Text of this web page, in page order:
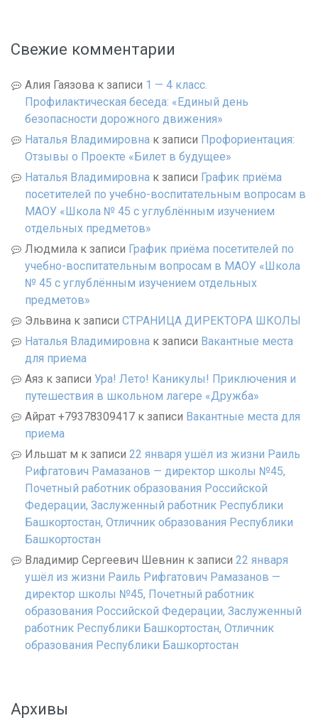
Свежие комментарии
Алия Гаязова к записи 1 — 4 класс.
Профилактическая беседа: «Единый день
безопасности дорожного движения»
Наталья Владимировна к записи Профориентация:
Отзывы о Проекте «Билет в будущее»
Наталья Владимировна к записи График приёма
посетителей по учебно-воспитательным вопросам в
МАОУ «Школа № 45 с углублённым изучением
отдельных предметов»
Людмила к записи График приёма посетителей по
учебно-воспитательным вопросам в МАОУ «Школа
№ 45 с углублённым изучением отдельных
предметов»
Эльвина к записи СТРАНИЦА ДИРЕКТОРА ШКОЛЫ
Наталья Владимировна к записи Вакантные места
для приема
Аяз к записи Ура! Лето! Каникулы! Приключения и
путешествия в школьном лагере «Дружба»
Айрат +79378309417 к записи Вакантные места для
приема
Ильшат м к записи 22 января ушёл из жизни Раиль
Рифгатович Рамазанов — директор школы №45,
Почетный работник образования Российской
Федерации, Заслуженный работник Республики
Башкортостан, Отличник образования Республики
Башкортостан
Владимир Сергеевич Шевнин к записи 22 января
ушёл из жизни Раиль Рифгатович Рамазанов —
директор школы №45, Почетный работник
образования Российской Федерации, Заслуженный
работник Республики Башкортостан, Отличник
образования Республики Башкортостан
Архивы